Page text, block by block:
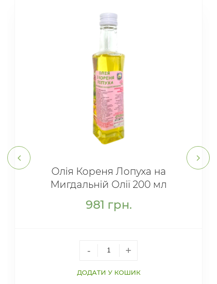
Олія Кореня Лопуха на
Мигдальній Олії 200 мл
981 грн.
- +
ДОДАТИ У КОШИК